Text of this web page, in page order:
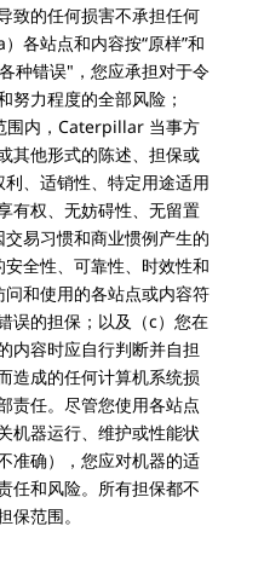
致的任何损害不承担任何
各站点和内容按“原样”和
种错误"，您应承担对于令
努力程度的全部风险；
围内，Caterpillar 当事方
其他形式的陈述、担保或
、适销性、特定用途适用
有权、无妨碍性、无留置
易习惯和商业惯例产生的
全性、可靠性、时效性和
和使用的各站点或内容符
误的担保；以及（c）您在
内容时应自行判断并自担
造成的任何计算机系统损
责任。尽管您使用各站点
机器运行、维护或性能状
准确），您应对机器的适
任和风险。所有担保都不
保范围。